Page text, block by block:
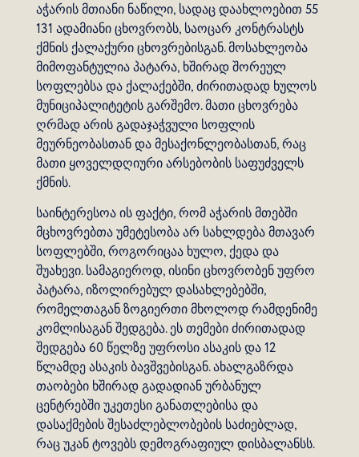
აჭარის მთიანი ნაწილი, სადაც დაახლოებით 55
131 ადამიანი ცხოვრობს, საოცარ კონტრასტს
ქმნის ქალაქური ცხოვრებისგან. მოსახლეობა
მიმოფანტულია პატარა, ხშირად შორეულ
სოფლებსა და ქალაქებში, ძირითადად ხულოს
მუნიციპალიტეტის გარშემო. მათი ცხოვრება
ღრმად არის გადაჯაჭვული სოფლის
მეურნეობასთან და მესაქონლეობასთან, რაც
მათი ყოველდღიური არსებობის საფუძველს
ქმნის.
საინტერესოა ის ფაქტი, რომ აჭარის მთებში
მცხოვრებთა უმეტესობა არ სახლდება მთავარ
სოფლებში, როგორიცაა ხულო, ქედა და
შუახევი. სამაგიეროდ, ისინი ცხოვრობენ უფრო
პატარა, იზოლირებულ დასახლებებში,
რომელთაგან ზოგიერთი მხოლოდ რამდენიმე
კომლისაგან შედგება. ეს თემები ძირითადად
შედგება 60 წელზე უფროსი ასაკის და 12
წლამდე ასაკის ბავშვებისგან. ახალგაზრდა
თაობები ხშირად გადადიან ურბანულ
ცენტრებში უკეთესი განათლებისა და
დასაქმების შესაძლებლობების საძიებლად,
რაც უკან ტოვებს დემოგრაფიულ დისბალანსს.